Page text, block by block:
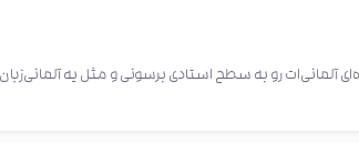
آلمانی‌ات رو به سطح استادی برسونی و مثل یه آلمانی‌زبان